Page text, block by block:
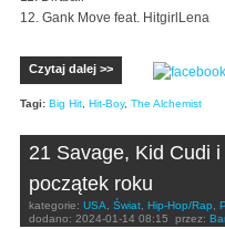
12. Gank Move feat. HitgirlLena
Czytaj dalej >>
Tagi: Big Hit, Hit-Boy, The Alchemist
21 Savage, Kid Cudi
początek roku
kategorie: USA, Świat, Hip-Hop/Rap,
dodano: 2024-01-14 08:15 przez: